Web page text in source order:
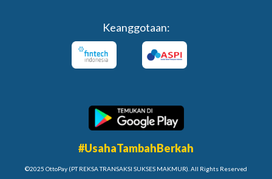
Keanggotaan:
©2025 OttoPay (PT REKSA TRANSAKSI SUKSES MAKMUR). All Rights Reserved
#UsahaTambahBerkah